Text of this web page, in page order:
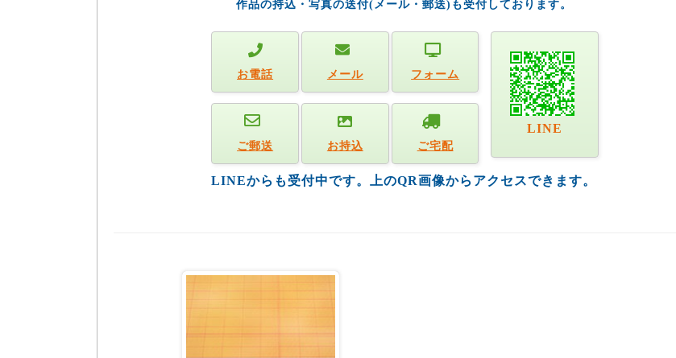
作品の持込・写真の送付(メール・郵送)も受付しております。
お電話 メール フォーム
ご郵送 お持込 ご宅配
LINE
LINEからも受付中です。上のQR画像からアクセスできます。